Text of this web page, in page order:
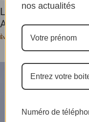
Le concept «
AKamba ravive...
Ève-Pérec N. BEHALAL - 20 juillet
nos actualités
Numéro de